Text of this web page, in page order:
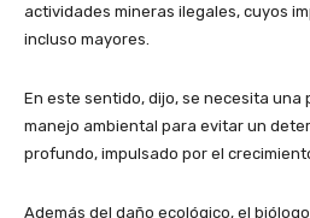
actividades mineras ilegales, cuyos
incluso mayores.
En este sentido, dijo, se necesita
manejo ambiental para evitar un
profundo, impulsado por el
Además del daño ecológico, el